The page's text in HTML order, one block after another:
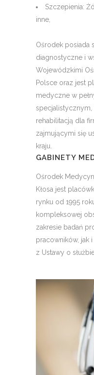
Szczepienia:
inne,
Ośrodek posiada
diagnostyczne i
Wojewódzkimi
Polsce oraz jest
medyczne w
rehabilitacją dla
zajmującymi się
kraju.
GABINETY
Ośrodek
Kłosa jest
rynku od 1995
kompleksowej
zakresie badań
pracowników, jak
z Ustawy o